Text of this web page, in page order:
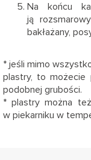
Na końcu
ją
bakłażany,
* jeśli mimo
plastry, to
podobnej grubości.
* plastry można
w piekarniku w